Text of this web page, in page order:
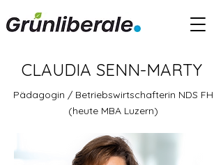
CLAUDIA SENN-MARTY
Pädagogin / Betriebswirtschafterin NDS FH
(heute MBA Luzern)